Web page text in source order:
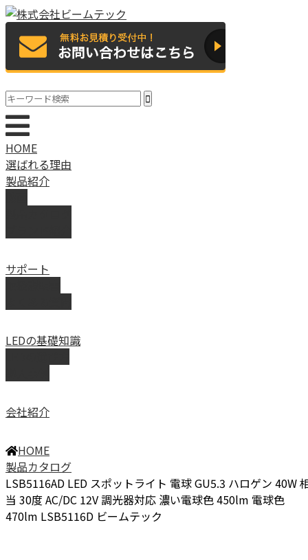
HOME
選ばれる理由
製品紹介
サポート
LEDの基礎知識
会社紹介
HOME
製品カタログ
LSB5116AD LED スポットライト 電球 GU5.3 ハロゲン 40W
当 30度 AC/DC 12V 調光器対応 濃い電球色 450lm 電球色
470lm LSB5116D ビームテック